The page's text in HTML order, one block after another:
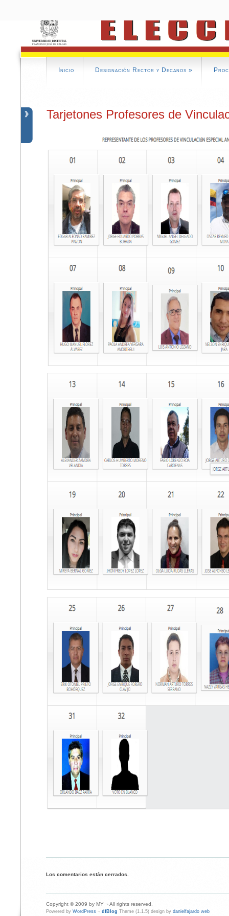
Inicio Designación Rector y Decanos »
Tarjetones Profesores de
Los comentarios están cerrados.
Copyright © 2009 by MY ¬ All rights reserved.
Powered by WordPress ¬ dfBlog Theme (1.1.5) design by danielfajardo web